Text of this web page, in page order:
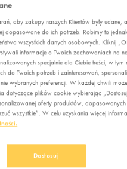
CRP TNK
113,99 zł
aby zakupy naszych Klientów były udane,
dopasowane do ich potrzeb. Robimy to
wszystkich danych osobowych. Kliknij
informacje o Twoich zachowaniach na
specjalnie dla Ciebie treści, w tym
do Twoich potrzeb i zainteresowań,
wybranych preferencji. W każdej chwili
dotyczące plików cookie wybierając
oferty produktów,
wszystkie”. W celu uzyskania więcej
Dostosuj